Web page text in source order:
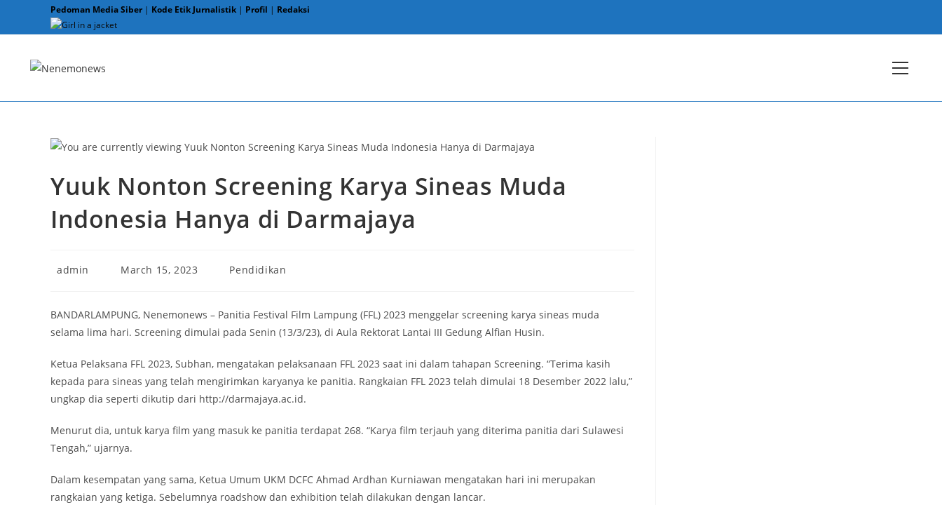
Pedoman Media Siber| Kode Etik Jurnalistik | Profil | Redaksi
View
Menu
Yuuk Nonton Screening Karya Sineas Muda
Indonesia Hanya di Darmajaya
Post
admin
Post
March 15, 2023
Post
Pendidikan
BANDARLAMPUNG, Nenemonews – Panitia Festival Film Lampung (FFL) 2023 menggelar screening karya sineas muda
selama lima hari. Screening dimulai pada Senin (13/3/23), di Aula Rektorat Lantai III Gedung Alfian Husin.
Ketua Pelaksana FFL 2023, Subhan, mengatakan pelaksanaan FFL 2023 saat ini dalam tahapan Screening. “Terima kasih
kepada para sineas yang telah mengirimkan karyanya ke panitia. Rangkaian FFL 2023 telah dimulai 18 Desember 2022 lalu,”
ungkap dia seperti dikutip dari http://darmajaya.ac.id.
Menurut dia, untuk karya film yang masuk ke panitia terdapat 268. “Karya film terjauh yang diterima panitia dari Sulawesi
Tengah,” ujarnya.
Dalam kesempatan yang sama, Ketua Umum UKM DCFC Ahmad Ardhan Kurniawan mengatakan hari ini merupakan
rangkaian yang ketiga. Sebelumnya roadshow dan exhibition telah dilakukan dengan lancar.